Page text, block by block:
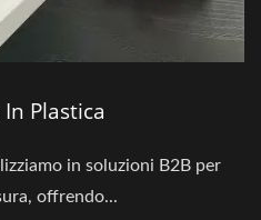
Plastica
in soluzioni B2B per
offrendo...